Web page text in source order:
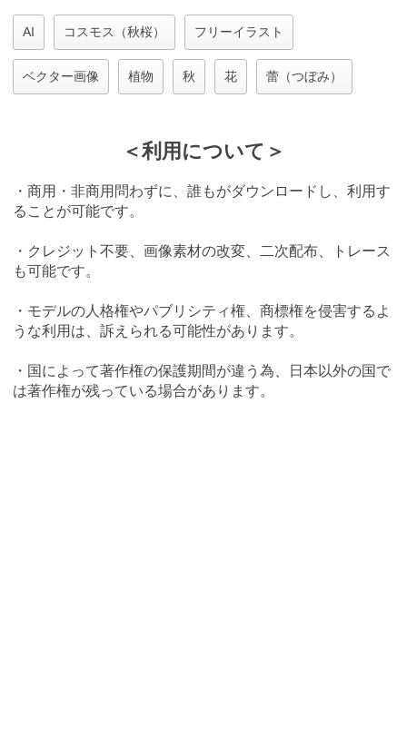
AI コスモス（秋桜） フリーイラスト
ベクター画像 植物 秋 花 蕾（つぼみ）
＜利用について＞
・商用・非商用問わずに、誰もがダウンロードし、利用す
ることが可能です。
・クレジット不要、画像素材の改変、二次配布、トレース
も可能です。
・モデルの人格権やパブリシティ権、商標権を侵害するよ
うな利用は、訴えられる可能性があります。
・国によって著作権の保護期間が違う為、日本以外の国で
は著作権が残っている場合があります。